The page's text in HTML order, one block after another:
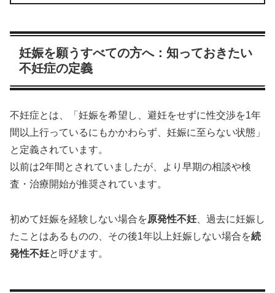
妊娠を願うすべての方へ：知っておきたい
不妊症の定義
不妊症とは、「妊娠を希望し、避妊をせずに性交渉を1年
間以上行っているにもかかわらず、妊娠に至らない状態」
と定義されています。
以前は2年間とされていましたが、より早期の相談や検
査・治療開始が推奨されています。
初めて妊娠を経験しない場合を原発性不妊、過去に妊娠し
たことはあるものの、その後1年以上妊娠しない場合を続
発性不妊と呼びます。